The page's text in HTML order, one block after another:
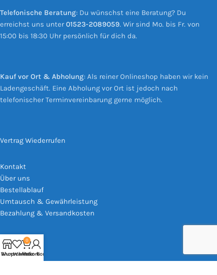
Telefonische Beratung: Du wünschst eine Beratung? Du
erreichst uns unter01523-2089059. Wir sind Mo. bis Fr. von
15:00 bis 18:30 Uhr persönlich für dich da.
Kauf vor Ort & Abholung: Als reiner Onlineshop haben wir kein
Ladengeschäft. Eine Abholung vor Ort ist jedoch nach
telefonischer Terminvereinbarung gerne möglich.
Vertrag Wiederrufen
Kontakt
Über uns
Bestellablauf
Umtausch & Gewährleistung
Bezahlung & Versandkosten
Impressum
AGB
Shop
Wunschliste
0
Warenkorb
Mein Konto